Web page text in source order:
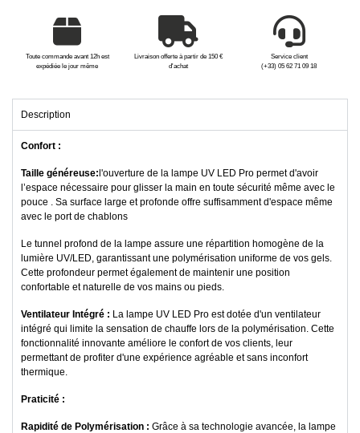
Toute commande avant 12h est
expédiée le jour même
Livraison offerte à partir de 150 €
d'achat
Service client
(+33) 05 62 71 09 18
Description
Confort :
Taille généreuse: l'ouverture de la lampe UV LED Pro permet d'avoir
l’espace nécessaire pour glisser la main en toute sécurité même avec le
pouce . Sa surface large et profonde offre suffisamment d'espace même
avec le port de chablons
Le tunnel profond de la lampe assure une répartition homogène de la
lumière UV/LED, garantissant une polymérisation uniforme de vos gels.
Cette profondeur permet également de maintenir une position
confortable et naturelle de vos mains ou pieds.
Ventilateur Intégré : La lampe UV LED Pro est dotée d'un ventilateur
intégré qui limite la sensation de chauffe lors de la polymérisation. Cette
fonctionnalité innovante améliore le confort de vos clients, leur
permettant de profiter d'une expérience agréable et sans inconfort
thermique.
Praticité :
Rapidité de Polymérisation : Grâce à sa technologie avancée, la lampe